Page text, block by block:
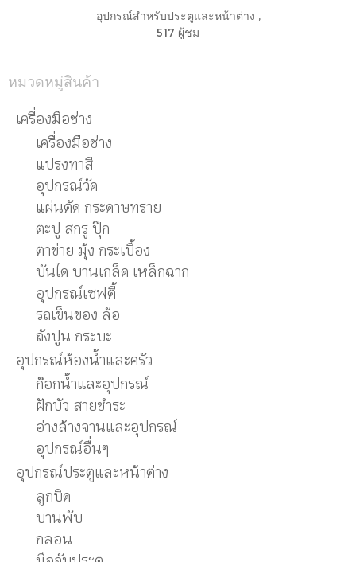
อุปกรณ์สำหรับประตูและหน้าต่าง ,
517 ผู้ชม
หมวดหมู่สินค้า
เครื่องมือช่าง
เครื่องมือช่าง
แปรงทาสี
อุปกรณ์วัด
แผ่นตัด กระดาษทราย
ตะปู สกรู ปุ๊ก
ตาข่าย มุ้ง กระเบื้อง
บันได บานเกล็ด เหล็กฉาก
อุปกรณ์เซฟตี้
รถเข็นของ ล้อ
ถังปูน กระบะ
อุปกรณ์ห้องน้ำและครัว
ก๊อกน้ำและอุปกรณ์
ฝักบัว สายชำระ
อ่างล้างจานและอุปกรณ์
อุปกรณ์อื่นๆ
อุปกรณ์ประตูและหน้าต่าง
ลูกบิด
บานพับ
กลอน